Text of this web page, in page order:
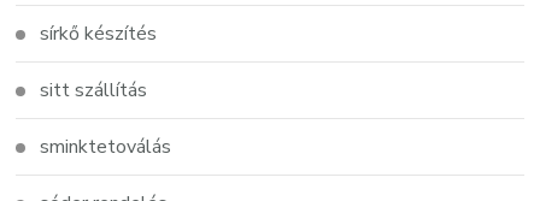
sírkő készítés
sitt szállítás
sminktetoválás